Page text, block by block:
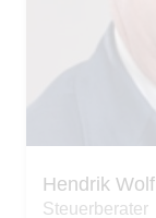
Hendrik Wolf
Steuerberater